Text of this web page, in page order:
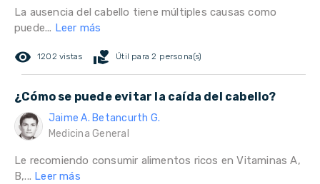
La ausencia del cabello tiene múltiples causas como
puede... Leer más
remove_red_eye 1202 vistas volunteer_activism Útil para 2 persona(s)
¿Cómo se puede evitar la caída del cabello?
Jaime A. Betancurth G.
Medicina General
Le recomiendo consumir alimentos ricos en Vitaminas A,
B,... Leer más